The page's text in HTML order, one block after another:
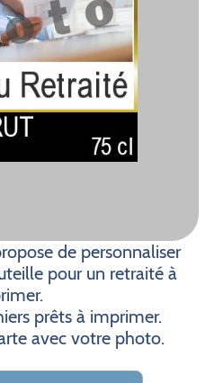
de personnaliser
pour un retraité à
prêts à imprimer.
avec votre photo.